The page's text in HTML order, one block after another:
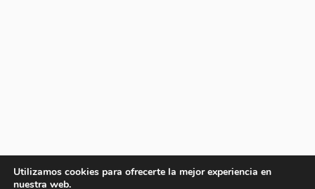
Utilizamos cookies para ofrecerte la mejor experiencia en
nuestra web.